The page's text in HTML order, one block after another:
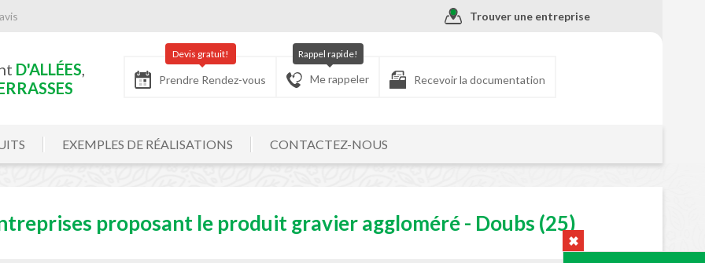
Trouver une entreprise
D'ALLÉES,
Prendre Rendez-vous
Devis gratuit!
Me rappeler
Rappel rapide!
Recevoir la documentation
EXEMPLES DE RÉALISATIONS CONTACTEZ-NOUS
proposant le produit gravier aggloméré - Doubs (25)